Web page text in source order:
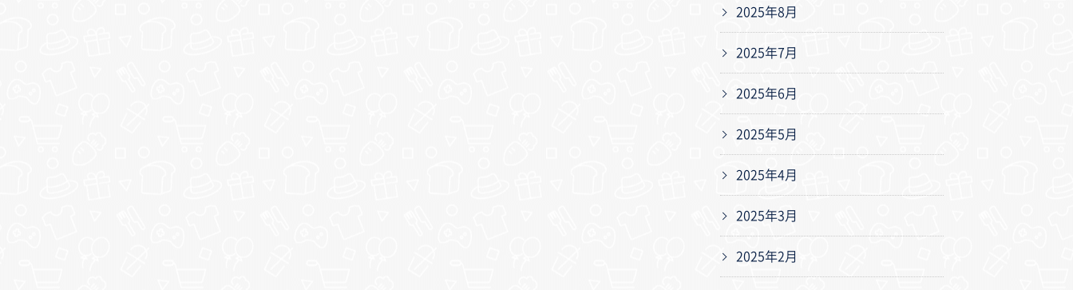
2025年8月
2025年7月
2025年6月
2025年5月
2025年4月
2025年3月
2025年2月